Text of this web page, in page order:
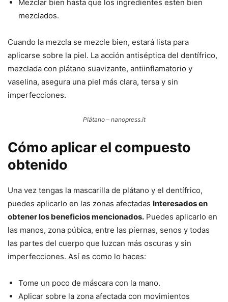
Mezclar bien hasta que los ingredientes estén bien
mezclados.
Cuando la mezcla se mezcle bien, estará lista para
aplicarse sobre la piel. La acción antiséptica del dentífrico,
mezclada con plátano suavizante, antiinflamatorio y
vaselina, asegura una piel más clara, tersa y sin
imperfecciones.
Plátano – nanopress.it
Cómo aplicar el compuesto
obtenido
Una vez tengas la mascarilla de plátano y el dentífrico,
puedes aplicarlo en las zonas afectadas Interesados ​​en
obtener los beneficios mencionados. Puedes aplicarlo en
las manos, zona púbica, entre las piernas, senos y todas
las partes del cuerpo que luzcan más oscuras y sin
imperfecciones. Así es como lo haces:
Tome un poco de máscara con la mano.
Aplicar sobre la zona afectada con movimientos